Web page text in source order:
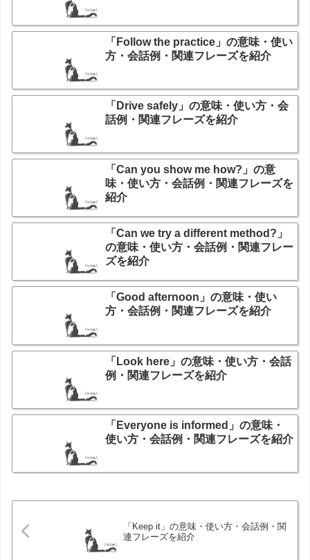
「Follow the practice」の意味・使い
方・会話例・関連フレーズを紹介
「Drive safely」の意味・使い方・会
話例・関連フレーズを紹介
「Can you show me how?」の意
味・使い方・会話例・関連フレーズを
紹介
「Can we try a different method?」
の意味・使い方・会話例・関連フレー
ズを紹介
「Good afternoon」の意味・使い
方・会話例・関連フレーズを紹介
「Look here」の意味・使い方・会話
例・関連フレーズを紹介
「Everyone is informed」の意味・
使い方・会話例・関連フレーズを紹介
「Keep it」の意味・使い方・会話例・関
連フレーズを紹介